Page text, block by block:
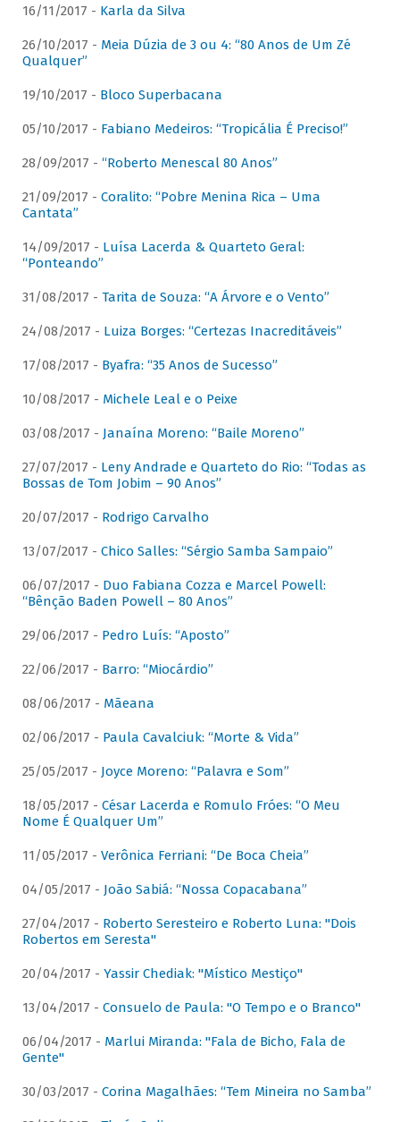
16/11/2017 - Karla da Silva
26/10/2017 - Meia Dúzia de 3 ou 4: “80 Anos de Um Zé
Qualquer”
19/10/2017 - Bloco Superbacana
05/10/2017 - Fabiano Medeiros: “Tropicália É Preciso!”
28/09/2017 - “Roberto Menescal 80 Anos”
21/09/2017 - Coralito: “Pobre Menina Rica – Uma
Cantata”
14/09/2017 - Luísa Lacerda & Quarteto Geral:
“Ponteando”
31/08/2017 - Tarita de Souza: “A Árvore e o Vento”
24/08/2017 - Luiza Borges: “Certezas Inacreditáveis”
17/08/2017 - Byafra: “35 Anos de Sucesso”
10/08/2017 - Michele Leal e o Peixe
03/08/2017 - Janaína Moreno: “Baile Moreno”
27/07/2017 - Leny Andrade e Quarteto do Rio: “Todas as
Bossas de Tom Jobim – 90 Anos”
20/07/2017 - Rodrigo Carvalho
13/07/2017 - Chico Salles: “Sérgio Samba Sampaio”
06/07/2017 - Duo Fabiana Cozza e Marcel Powell:
“Bênção Baden Powell – 80 Anos”
29/06/2017 - Pedro Luís: “Aposto”
22/06/2017 - Barro: “Miocárdio”
08/06/2017 - Mãeana
02/06/2017 - Paula Cavalciuk: “Morte & Vida”
25/05/2017 - Joyce Moreno: “Palavra e Som”
18/05/2017 - César Lacerda e Romulo Fróes: “O Meu
Nome É Qualquer Um”
11/05/2017 - Verônica Ferriani: “De Boca Cheia”
04/05/2017 - João Sabiá: “Nossa Copacabana”
27/04/2017 - Roberto Seresteiro e Roberto Luna: "Dois
Robertos em Seresta"
20/04/2017 - Yassir Chediak: "Místico Mestiço"
13/04/2017 - Consuelo de Paula: "O Tempo e o Branco"
06/04/2017 - Marlui Miranda: "Fala de Bicho, Fala de
Gente"
30/03/2017 - Corina Magalhães: “Tem Mineira no Samba”